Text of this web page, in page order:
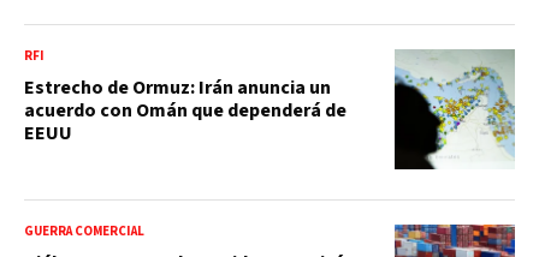
RFI
Estrecho de Ormuz: Irán anuncia un
acuerdo con Omán que dependerá de
EEUU
GUERRA COMERCIAL